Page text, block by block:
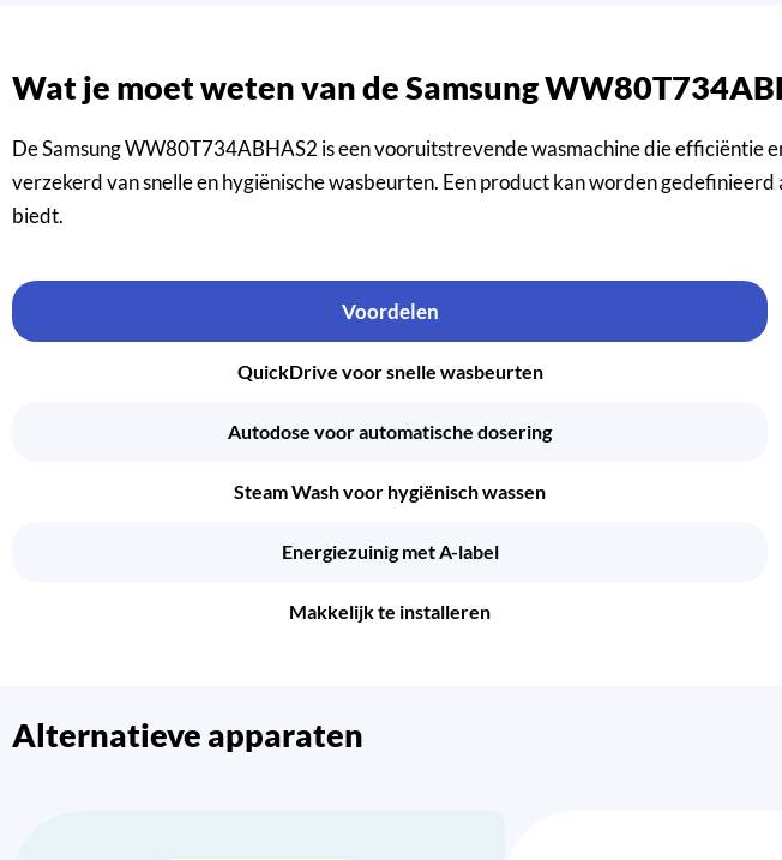
Wat je moet weten van de Samsung
De Samsung WW80T734ABHAS2 is een vooruitstrevende wasmachine die efficiëntie
verzekerd van snelle en hygiënische wasbeurten. Een product kan worden
biedt.
Voordelen
QuickDrive voor snelle wasbeurten
Autodose voor automatische dosering
Steam Wash voor hygiënisch wassen
Energiezuinig met A-label
Makkelijk te installeren
Alternatieve apparaten